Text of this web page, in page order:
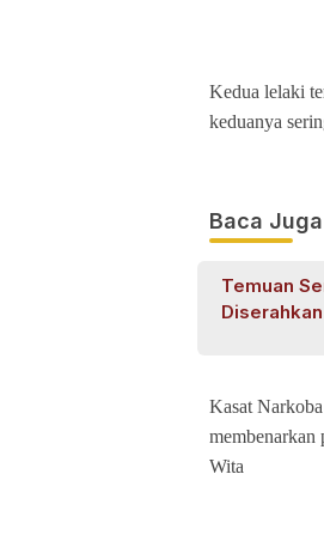
Kedua lelaki
keduanya
Baca Juga
Temuan
Kasat
membenarkan
Wita